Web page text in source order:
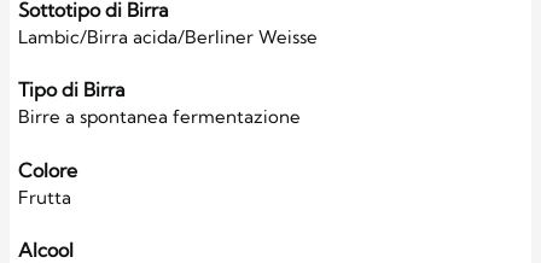
Sottotipo di Birra
Lambic/Birra acida/Berliner Weisse
Tipo di Birra
Birre a spontanea fermentazione
Colore
Frutta
Alcool